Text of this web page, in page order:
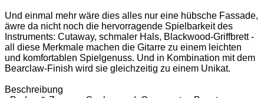
Und einmal mehr wäre dies alles nur eine hübsche Fassade,
äwre da nicht noch die hervorragende Spielbarkeit des
Instruments: Cutaway, schmaler Hals, Blackwood-Griffbrett -
all diese Merkmale machen die Gitarre zu einem leichten
und komfortablen Spielgenuss. Und in Kombination mit dem
Bearclaw-Finish wird sie gleichzeitig zu einem Unikat.
Beschreibung